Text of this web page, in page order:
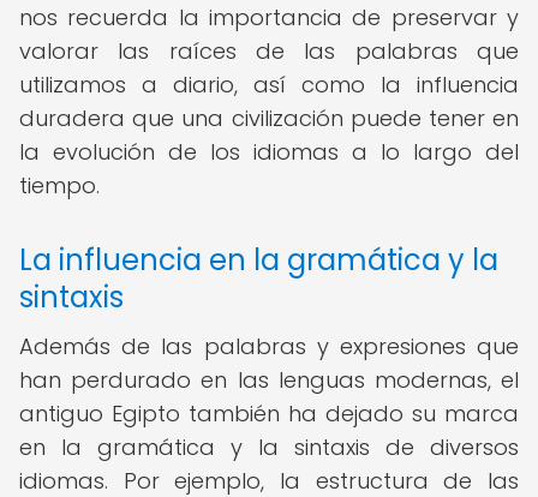
nos recuerda la importancia de preservar y
valorar las raíces de las palabras que
utilizamos a diario, así como la influencia
duradera que una civilización puede tener en
la evolución de los idiomas a lo largo del
tiempo.
La influencia en la gramática y la
sintaxis
Además de las palabras y expresiones que
han perdurado en las lenguas modernas, el
antiguo Egipto también ha dejado su marca
en la gramática y la sintaxis de diversos
idiomas. Por ejemplo, la estructura de las